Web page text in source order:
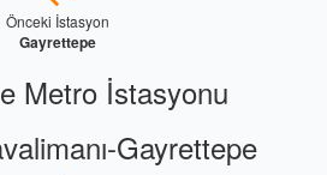
Önceki İstasyon
Gayrettepe
Metro İstasyonu
Gayrettepe